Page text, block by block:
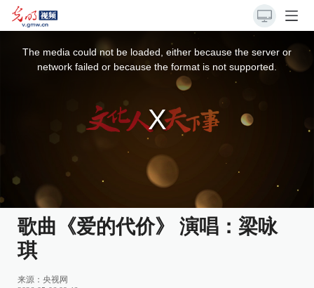
The media could not be loaded, either because the server or
network failed or because the format is not supported.
歌曲《爱的代价》 演唱：梁咏
琪
来源： 央视网